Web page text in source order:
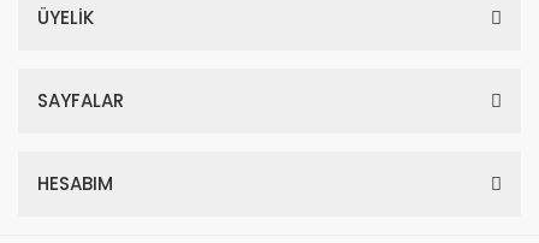
ÜYELİK
SAYFALAR
HESABIM